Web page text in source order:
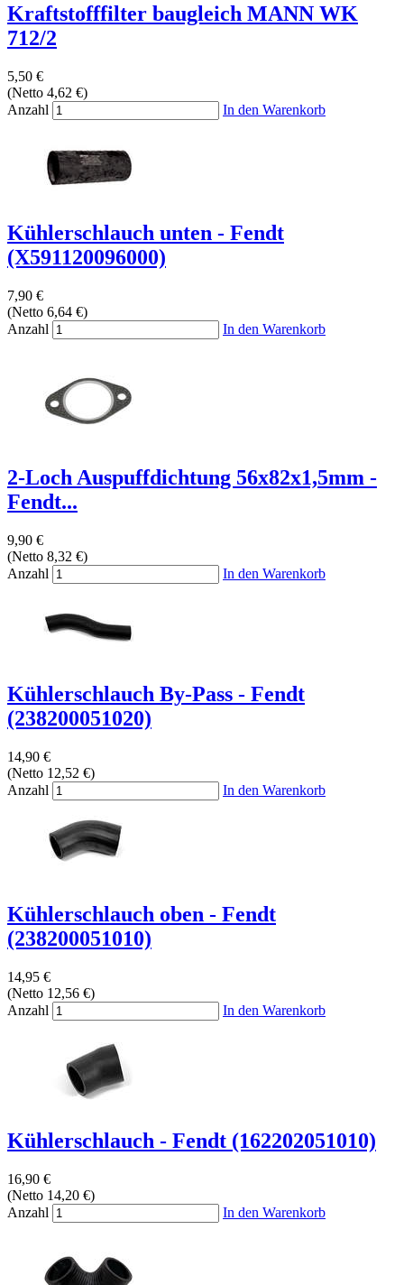
Kraftstofffilter baugleich MANN WK
712/2
5,50 €
(Netto 4,62 €)
Anzahl
In den Warenkorb
Kühlerschlauch unten - Fendt
(X591120096000)
7,90 €
(Netto 6,64 €)
Anzahl
In den Warenkorb
2-Loch Auspuffdichtung 56x82x1,5mm -
Fendt...
9,90 €
(Netto 8,32 €)
Anzahl
In den Warenkorb
Kühlerschlauch By-Pass - Fendt
(238200051020)
14,90 €
(Netto 12,52 €)
Anzahl
In den Warenkorb
Kühlerschlauch oben - Fendt
(238200051010)
14,95 €
(Netto 12,56 €)
Anzahl
In den Warenkorb
Kühlerschlauch - Fendt (162202051010)
16,90 €
(Netto 14,20 €)
Anzahl
In den Warenkorb